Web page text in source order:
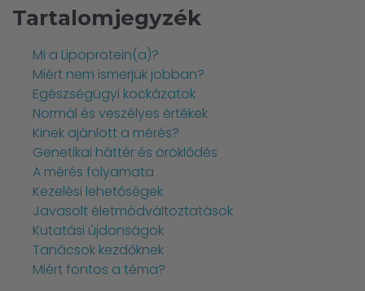
Tartalomjegyzék
Mi a Lipoprotein(a)?
Miért nem ismerjük jobban?
Egészségügyi kockázatok
Normál és veszélyes értékek
Kinek ajánlott a mérés?
Genetikai háttér és öröklődés
A mérés folyamata
Kezelési lehetőségek
Javasolt életmódváltoztatások
Kutatási újdonságok
Tanácsok kezdőknek
Miért fontos a téma?